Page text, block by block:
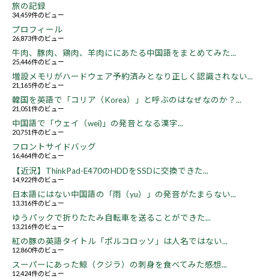
旅の記録
34,459件のビュー
プロフィール
26,873件のビュー
牛肉、豚肉、鶏肉、羊肉ににあたる中国語をまとめてみた...
25,446件のビュー
増設メモリがハードウェア予約済みとなり正しく認識されない...
21,165件のビュー
韓国を英語で「コリア（Korea）」と呼ぶのはなぜなのか？...
21,051件のビュー
中国語で「ウェイ（wei)」の発音となる漢字...
20,751件のビュー
フロントサイドバッグ
16,464件のビュー
【近況】ThinkPad-E470のHDDをSSDに交換できた...
14,922件のビュー
日本語にはない中国語の「雨（yu）」の発音がたまらない...
13,316件のビュー
ゆうパックで折りたたみ自転車を送ることができた...
13,216件のビュー
紅の豚の英語タイトル「ポルコロッソ」は人名ではない...
12,860件のビュー
スーパーにあった鯨（クジラ）の刺身を食べてみた感想...
12,424件のビュー